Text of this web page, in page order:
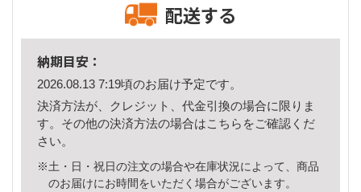
配送する
納期目安：
2026.08.13 7:19頃のお届け予定です。
決済方法が、クレジット、代金引換の場合に限りま
す。その他の決済方法の場合はこちら をご確認くだ
さい。
※土・日・祝日の注文の場合や在庫状況によって、商品
のお届けにお時間をいただく場合がございます。